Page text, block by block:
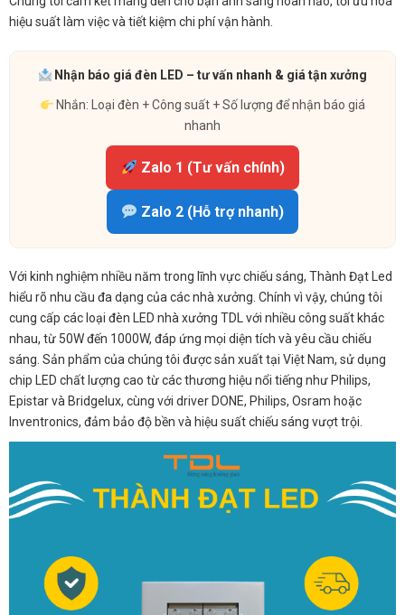
hiệu suất làm việc và tiết kiệm chi phí vận hành.
Nhận báo giá đèn LED – tư vấn nhanh & giá tận xưởng
Nhắn: Loại đèn + Công suất + Số lượng để nhận báo giá
nhanh
Zalo 1 (Tư vấn chính)
Zalo 2 (Hỗ trợ nhanh)
Với kinh nghiệm nhiều năm trong lĩnh vực chiếu sáng, Thành Đạt Led
hiểu rõ nhu cầu đa dạng của các nhà xưởng. Chính vì vậy, chúng tôi
cung cấp các loại đèn LED nhà xưởng TDL với nhiều công suất khác
nhau, từ 50W đến 1000W, đáp ứng mọi diện tích và yêu cầu chiếu
sáng. Sản phẩm của chúng tôi được sản xuất tại Việt Nam, sử dụng
chip LED chất lượng cao từ các thương hiệu nổi tiếng như Philips,
Epistar và Bridgelux, cùng với driver DONE, Philips, Osram hoặc
Inventronics, đảm bảo độ bền và hiệu suất chiếu sáng vượt trội.